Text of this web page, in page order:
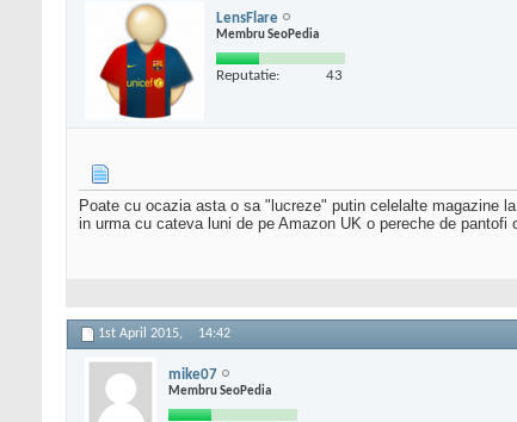
LensFlare
Membru SeoPedia
Reputatie: 43
Poate cu ocazia asta o sa "lucreze" putin celelalte magazine
in urma cu cateva luni de pe Amazon UK o pereche de
1st April 2015, 14:42
mike07
Membru SeoPedia